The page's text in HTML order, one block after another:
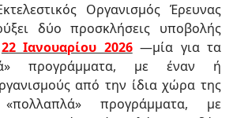
Οργανισμός Έρευνας
δύο προσκλήσεις υποβολής
22 Ιανουαρίου 2026—μία για τα
προγράμματα, με έναν ή
από την ίδια χώρα της
προγράμματα, με